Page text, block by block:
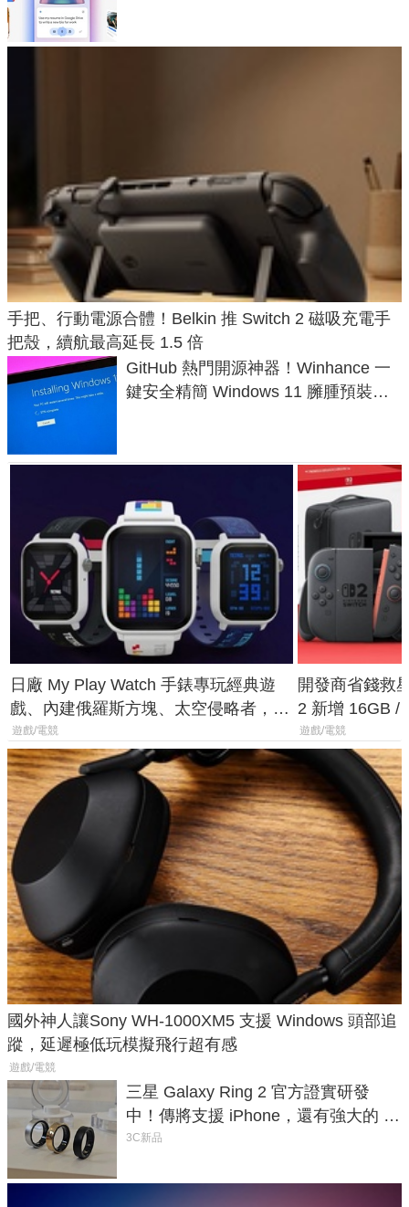
手把、行動電源合體！Belkin 推 Switch 2 磁吸充電手
把殼，續航最高延長 1.5 倍
GitHub 熱門開源神器！Winhance 一
鍵安全精簡 Windows 11 臃腫預裝軟
日廠 My Play Watch 手錶專玩經典遊
戲、內建俄羅斯方塊、太空侵略者，不
過竟然不能連手機？
遊戲/電競
開發商省錢救
2 新增 16GB /
選擇
遊戲/電競
國外神人讓Sony WH-1000XM5 支援 Windows 頭部追
蹤，延遲極低玩模擬飛行超有感
遊戲/電競
三星 Galaxy Ring 2 官方證實研發
中！傳將支援 iPhone，還有強大的 AI
與智慧家電連動功能
3C新品